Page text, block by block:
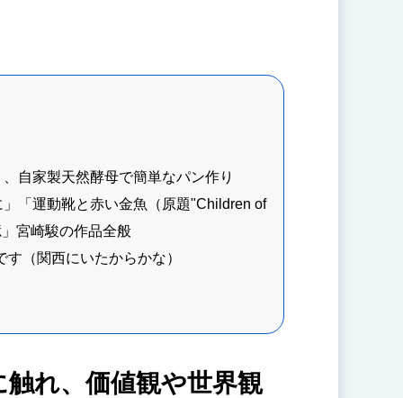
自家製天然酵母で簡単なパン作り
「運動靴と赤い金魚（原題"Children of
宮崎駿の作品全般
（関西にいたからかな）
れ、価値観や世界観